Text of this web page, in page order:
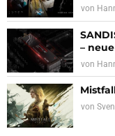
von
–
von
von